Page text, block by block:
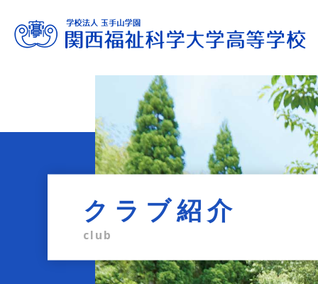
学校案内
教育内容
education
学校生活
school life
進路サポート
career support
入試情報
admission information
クラブ紹介
club